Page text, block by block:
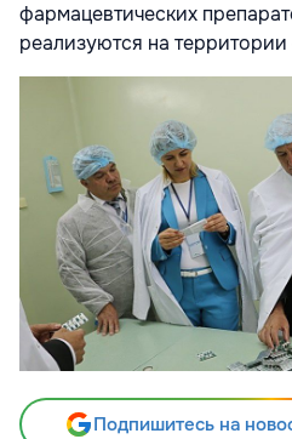
фармацевтических
реализуются на
Подпишитесь на